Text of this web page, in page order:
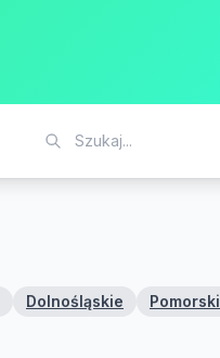
Dolnośląskie